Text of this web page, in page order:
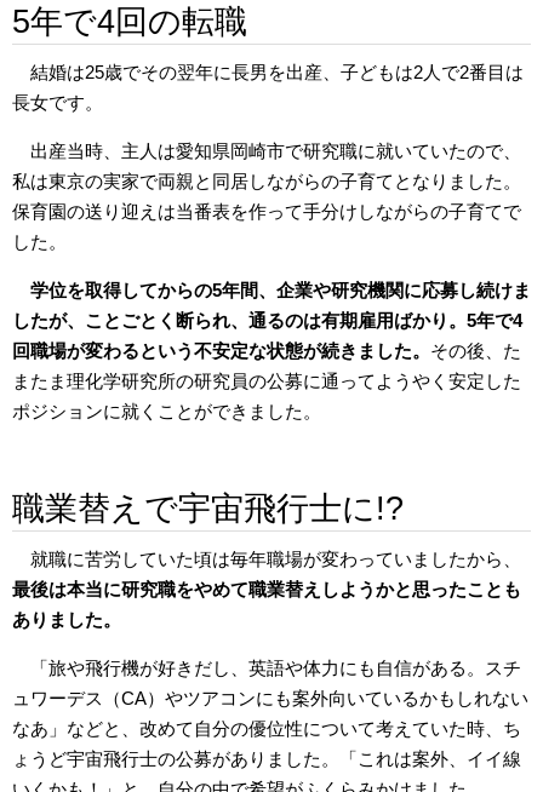
5年で4回の転職
結婚は25歳でその翌年に長男を出産、子どもは2人で2番目は
長女です。
出産当時、主人は愛知県岡崎市で研究職に就いていたので、
私は東京の実家で両親と同居しながらの子育てとなりました。
保育園の送り迎えは当番表を作って手分けしながらの子育てで
した。
学位を取得してからの5年間、企業や研究機関に応募し続けま
したが、ことごとく断られ、通るのは有期雇用ばかり。5年で4
回職場が変わるという不安定な状態が続きました。 その後、た
またま理化学研究所の研究員の公募に通ってようやく安定した
ポジションに就くことができました。
職業替えで宇宙飛行士に!?
就職に苦労していた頃は毎年職場が変わっていましたから、
最後は本当に研究職をやめて職業替えしようかと思ったことも
ありました。
「旅や飛行機が好きだし、英語や体力にも自信がある。スチ
ュワーデス（CA）やツアコンにも案外向いているかもしれない
なあ」などと、改めて自分の優位性について考えていた時、ち
ょうど宇宙飛行士の公募がありました。「これは案外、イイ線